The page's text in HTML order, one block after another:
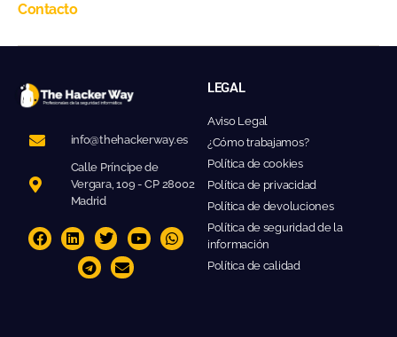
Contacto
info@thehackerway.es
Calle Príncipe de
Vergara, 109 - CP 28002
Madrid
LEGAL
Aviso Legal
¿Cómo trabajamos?
Política de cookies
Política de privacidad
Política de devoluciones
Política de seguridad de la
información
Política de calidad